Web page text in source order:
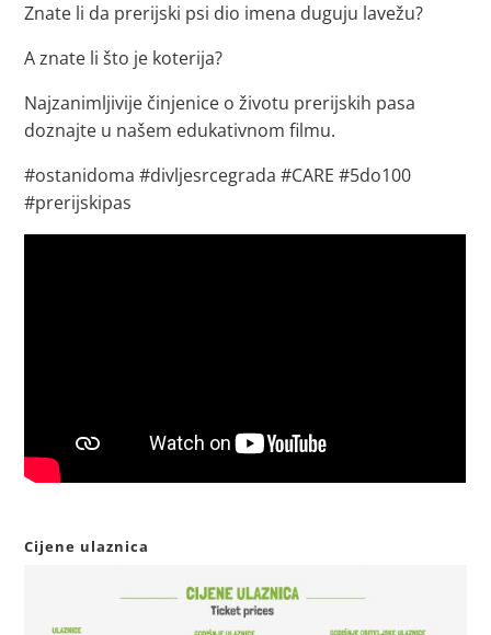
Znate li da prerijski psi dio imena duguju lavežu?
A znate li što je koterija?
Najzanimljivije činjenice o životu prerijskih pasa
doznajte u našem edukativnom filmu.
#ostanidoma #divljesrcegrada #CARE #5do100
#prerijskipas
Cijene ulaznica